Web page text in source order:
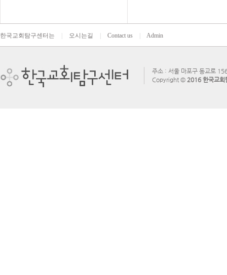
한국교회탐구센터는 오시는길 Contact us Admin
주소 : 서울 마포구 동교로
Copyright © 2016 한국교회